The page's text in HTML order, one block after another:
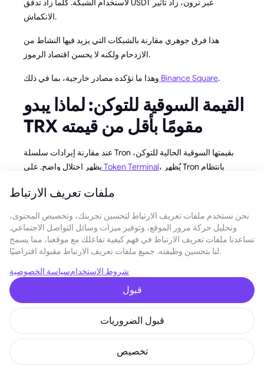
لاستخدام الشبكة. كلما زاد تدفق USDT عبر ترون، زاد تأثير
الانكماش.
هذا فرق جوهري مقارنة بالشبكات التي يزيد فيها النشاط من
الازدحام ولكنه لا يحسن اقتصاد الرموز.
وهذا ما تؤكده مصادر خارجية، بما في ذلك Binance Square.
القيمة السوقية للتوكن: لماذا يبدو
TRX مقومًا بأقل من قيمته
عند مقارنة إيرادات سلسلة Tron بقيمتها السوقية الحالية للتوكن،
يظهر اختلال واضح. على Token Terminal، يُظهر Tron بانتظام
شبكات Layer 1 التجريبية
النظم البيئية المدفوعة بالضجة الإعلامية والمدعومة برأس
المال الاستثماري
ومع ذلك، لا يحصل TRX على علاوة تقييم متناسبة. والسبب بسيط:
عامل جاستن صن: من المخاطرة
ملفات تعريف الارتباط
نحن نستخدم ملفات تعريف الارتباط لتحسين تجربتك، وتخصيص المحتوى،
وتحليل حركة مرور الموقع، وتوفير ميزات وسائل التواصل الاجتماعي.
تساعدنا ملفات تعريف الارتباط في فهم كيفية تفاعلك مع موقعنا، مما يسمح
لنا بتحسين وظيفته. جميع ملفات تعريف الارتباط مقبولة افتراضيًا.
سياسة الخصوصيةشروط الاستخدام
قبول
قبول الضروريات
تخصيص